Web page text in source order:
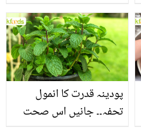
منرلز اور اینٹی آکسیڈنٹس
سے بھرپور اس سبزی کے
فائدے
پودینہ قدرت کا انمول
تحفہ۔۔ جانیں اس صحت